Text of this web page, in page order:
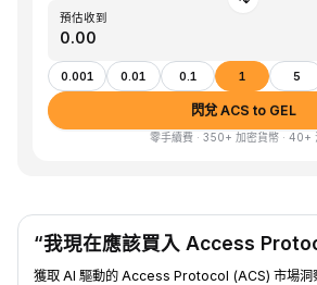
預估收到
0.001 0.01 0.1 1 5
閃兌 ACS to GEL
零手續費 · 350+ 加密貨幣 · 40+
“我現在應該買入 Access
獲取 AI 驅動的 Access Protocol (ACS) 市場洞